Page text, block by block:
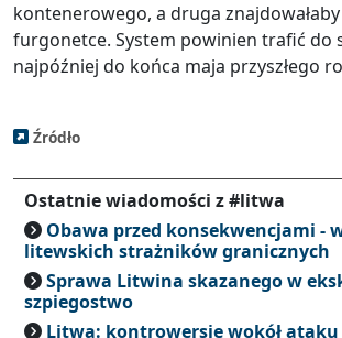
kontenerowego, a druga
furgonetce. System powinien trafić do
najpóźniej do końca maja przyszłego
Źródło
Ostatnie wiadomości z #litwa
Obawa przed konsekwencjami -
litewskich strażników granicznych
Sprawa Litwina skazanego w
szpiegostwo
Litwa: kontrowersje wokół